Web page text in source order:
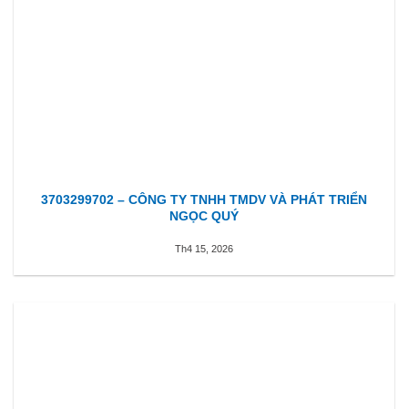
3703299702 – CÔNG TY TNHH TMDV VÀ PHÁT TRIỂN
NGỌC QUÝ
Th4 15, 2026